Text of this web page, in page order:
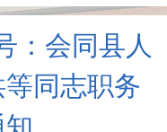
：会同县人
同志职务